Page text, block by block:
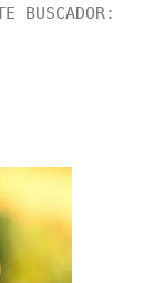
BUSCADOR: